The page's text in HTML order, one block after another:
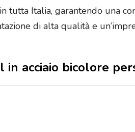
tutta Italia, garantendo una
di alta qualità e
in acciaio bicolore